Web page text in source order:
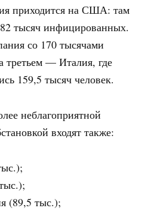
приходится на США: там
тысяч инфицированных.
со 170 тысячами
третьем — Италия, где
159,5 тысяч человек.
неблагоприятной
входят также:
(89,5 тыс.);